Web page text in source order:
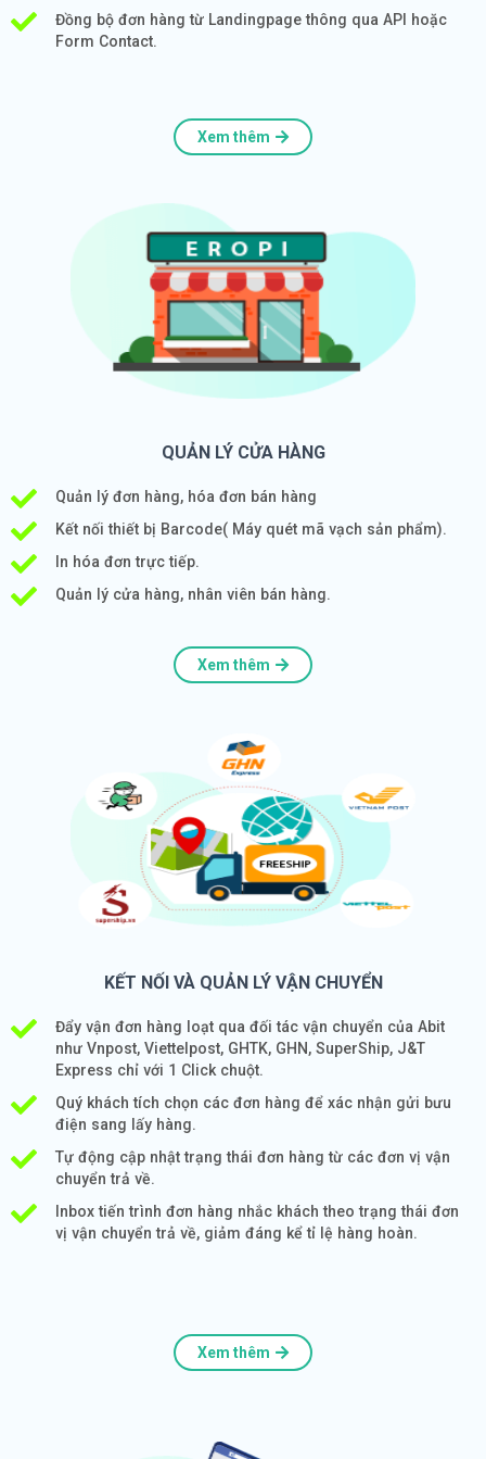
Đồng bộ đơn hàng từ Landingpage thông qua API hoặc
Form Contact.
Xem thêm
QUẢN LÝ CỬA HÀNG
Quản lý đơn hàng, hóa đơn bán hàng
Kết nối thiết bị Barcode( Máy quét mã vạch sản phẩm).
In hóa đơn trực tiếp.
Quản lý cửa hàng, nhân viên bán hàng.
Xem thêm
KẾT NỐI VÀ QUẢN LÝ VẬN CHUYỂN
Đẩy vận đơn hàng loạt qua đối tác vận chuyển của Abit
như Vnpost, Viettelpost, GHTK, GHN, SuperShip, J&T
Express chỉ với 1 Click chuột.
Quý khách tích chọn các đơn hàng để xác nhận gửi bưu
điện sang lấy hàng.
Tự động cập nhật trạng thái đơn hàng từ các đơn vị vận
chuyển trả về.
Inbox tiến trình đơn hàng nhắc khách theo trạng thái đơn
vị vận chuyển trả về, giảm đáng kể tỉ lệ hàng hoàn.
Xem thêm